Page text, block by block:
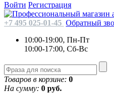
Войти Регистрация
+7 495 025-01-45 Обратный
10:00-19:00, Пн-Пт
10:00-17:00, Сб-Вс
Товаров в корзине: 0
На сумму: 0 руб.